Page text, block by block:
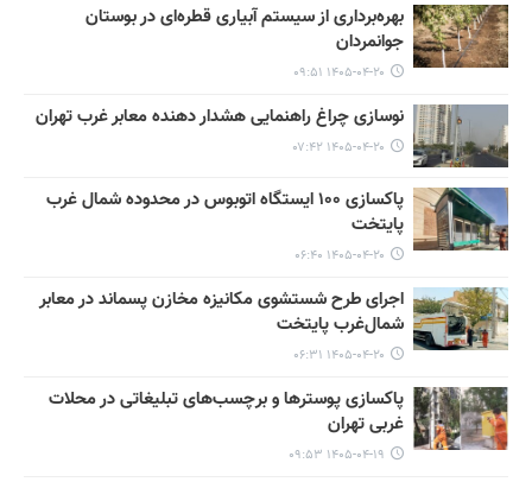
بهره‌برداری از سیستم آبیاری قطره‌ای در بوستان
جوانمردان
۱۴۰۵-۰۴-۲۰ ۰۹:۵۱
نوسازی چراغ راهنمایی هشدار دهنده معابر غرب تهران
۱۴۰۵-۰۴-۲۰ ۰۷:۴۲
پاکسازی ۱۰۰ ایستگاه اتوبوس در محدوده شمال غرب
پایتخت
۱۴۰۵-۰۴-۲۰ ۰۶:۴۰
اجرای طرح شستشوی مکانیزه مخازن پسماند در معابر
شمال‌غرب پایتخت
۱۴۰۵-۰۴-۲۰ ۰۶:۳۱
پاکسازی پوسترها و برچسب‌های تبلیغاتی در محلات
غربی تهران
۱۴۰۵-۰۴-۱۹ ۰۹:۵۳